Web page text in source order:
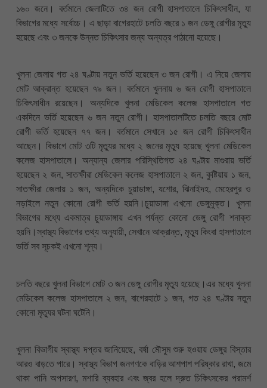
১৬০ জনে। বর্তমানে জেলাটিতে ৩৪ জন রোগী হাসপাতালে চিকিৎসাধীন, যা
বিভাগের মধ্যে সর্বোচ্চ। এ ছাড়া বাগেরহাটে চলতি বছরে ১ জন ডেঙ্গু রোগীর মৃত্যু
হয়েছে এবং ৩ জনকে উন্নত চিকিৎসার জন্য অন্যত্র পাঠানো হয়েছে।
খুলনা জেলায় গত ২৪ ঘণ্টায় নতুন ভর্তি হয়েছেন ৩ জন রোগী। এ নিয়ে জেলায়
মোট আক্রান্ত হয়েছেন ৭৯ জন। বর্তমানে খুলনায় ৬ জন রোগী হাসপাতালে
চিকিৎসাধীন রয়েছেন। অন্যদিকে খুলনা মেডিকেল কলেজ হাসপাতালে গত
একদিনে ভর্তি হয়েছেন ৬ জন নতুন রোগী। হাসপাতালটিতে চলতি বছরে মোট
রোগী ভর্তি হয়েছেন ৭৭ জন। বর্তমানে সেখানে ১৫ জন রোগী চিকিৎসাধীন
আছেন। বিভাগে মোট ৩টি মৃত্যুর মধ্যে ২ জনের মৃত্যু হয়েছে খুলনা মেডিকেল
কলেজ হাসপাতালে। অন্যান্য জেলার পরিস্থিতিগত ২৪ ঘণ্টায় মাগুরায় ভর্তি
হয়েছেন ২ জন, সাতক্ষীরা মেডিকেল কলেজ হাসপাতালে ২ জন, কুষ্টিয়ায় ১ জন,
সাতক্ষীরা জেলায় ১ জন, অন্যদিকে চুয়াডাঙ্গা, যশোর, ঝিনাইদহ, মেহেরপুর ও
নড়াইলে নতুন কোনো রোগী ভর্তি হয়নি।চুয়াডাঙ্গা এখনো ডেঙ্গুমুক্ত। খুলনা
বিভাগের মধ্যে একমাত্র চুয়াডাঙ্গায় এখন পর্যন্ত কোনো ডেঙ্গু রোগী শনাক্ত
হয়নি।স্বাস্থ্য বিভাগের তথ্য অনুযায়ী, সেখানে আক্রান্ত, মৃত্যু কিংবা হাসপাতালে
ভর্তি সব সূচকই এখনো শূন্য।
চলতি বছরে খুলনা বিভাগে মোট ৩ জন ডেঙ্গু রোগীর মৃত্যু হয়েছে।এর মধ্যে খুলনা
মেডিকেল কলেজ হাসপাতালে ২ জন, বাগেরহাটে ১ জন, গত ২৪ ঘণ্টায় নতুন
কোনো মৃত্যুর ঘটনা ঘটেনি।
খুলনা বিভাগীয় স্বাস্থ্য দপ্তর জানিয়েছে, বর্ষা মৌসুম শুরু হওয়ায় ডেঙ্গুর বিস্তার
আরও বাড়তে পারে। স্বাস্থ্য বিভাগ জনগণকে বাড়ির আশপাশ পরিষ্কার রাখা, জমে
থাকা পানি অপসারণ, মশারি ব্যবহার এবং জ্বর হলে দ্রুত চিকিৎসকের পরামর্শ